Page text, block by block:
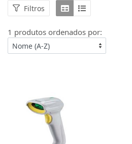
Filtros
1 produtos ordenados por: